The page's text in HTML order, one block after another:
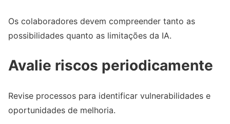
Os colaboradores devem compreender tanto as
possibilidades quanto as limitações da IA.
Avalie riscos periodicamente
Revise processos para identificar vulnerabilidades e
oportunidades de melhoria.